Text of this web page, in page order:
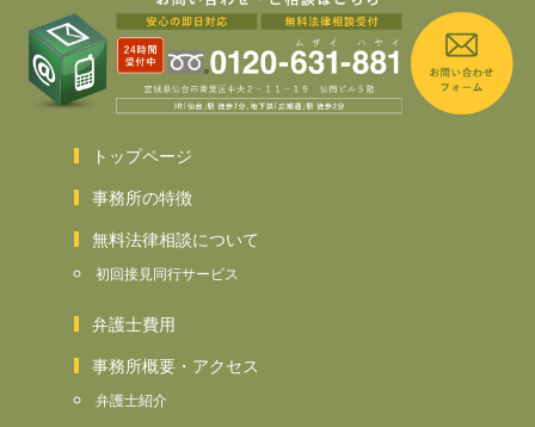
トップページ
事務所の特徴
無料法律相談について
初回接見同行サービス
弁護士費用
事務所概要・アクセス
弁護士紹介